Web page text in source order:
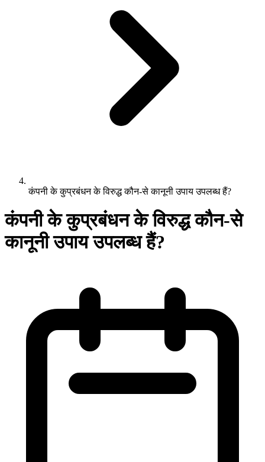
कंपनी के कुप्रबंधन के विरुद्ध कौन-से कानूनी उपाय उपलब्ध हैं?
कंपनी के कुप्रबंधन के विरुद्ध कौन-से
कानूनी उपाय उपलब्ध हैं?